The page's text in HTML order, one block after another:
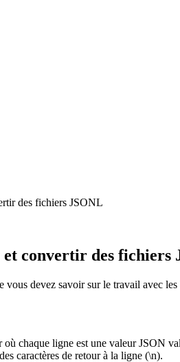
des fichiers JSONL
convertir des fichiers
vous devez savoir sur le travail avec
chaque ligne est une valeur JSON
caractères de retour à la ligne (\n).